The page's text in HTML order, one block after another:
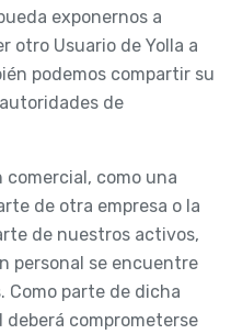
exponernos a
otro Usuario de Yolla a
podemos compartir su
de
comercial, como una
de otra empresa o la
de nuestros activos,
personal se encuentre
parte de dicha
comprometerse